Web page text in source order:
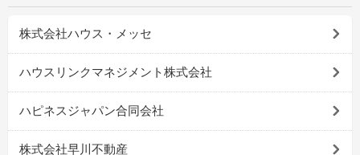
株式会社ハウス・メッセ
ハウスリンクマネジメント株式会社
ハピネスジャパン合同会社
株式会社早川不動産